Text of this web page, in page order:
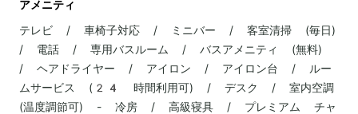
アメニティ
テレビ / 車椅子対応 / ミニバー / 客室清掃 (毎日)
/ 電話 / 専用バスルーム / バスアメニティ (無料)
/ ヘアドライヤー / アイロン / アイロン台 / ルー
ムサービス (24 時間利用可) / デスク / 室内空調
(温度調節可) - 冷房 / 高級寝具 / プレミアム チャ